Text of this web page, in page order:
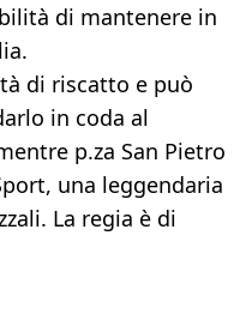
di mantenere in
di riscatto e può
in coda al
p.za San Pietro
una leggendaria
La regia è di